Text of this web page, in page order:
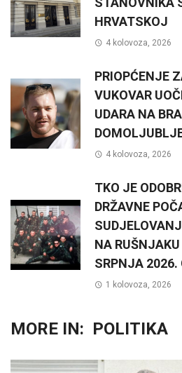
HRVATSKOJ
4 kolovoza, 2026
PRIOPĆENJE
VUKOVAR
UDARA NA
4 kolovoza, 2026
TKO JE
DRŽAVNE
NA RUŠNJAKU
SRPNJA 2026.
1 kolovoza, 2026
MORE IN: POLITIKA